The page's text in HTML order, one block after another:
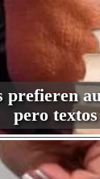
prefieren
pero